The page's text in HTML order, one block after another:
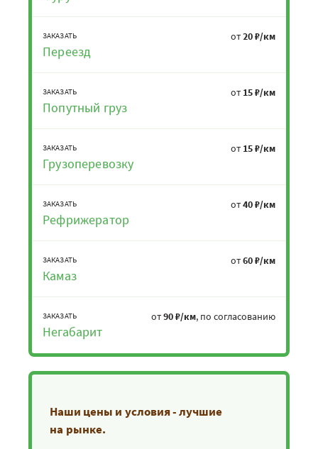
ЗАКАЗАТЬ
Переезд
от20 ₽/км
ЗАКАЗАТЬ
Попутный груз
от 15 ₽/км
ЗАКАЗАТЬ
Грузоперевозку
от 15 ₽/км
ЗАКАЗАТЬ
Рефрижератор
от40 ₽/км
ЗАКАЗАТЬ
Камаз
от60 ₽/км
ЗАКАЗАТЬ
Негабарит
от90 ₽/км, по согласованию
Наши цены и условия - лучшие
на рынке.